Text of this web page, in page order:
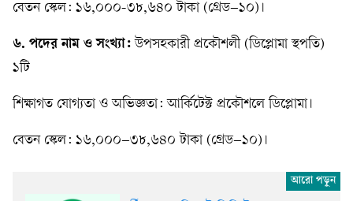
বেতন স্কেল: ১৬,০০০-৩৮,৬৪০ টাকা (গ্রেড–১০)।
৬. পদের নাম ও সংখ্যা: উপসহকারী প্রকৌশলী (ডিপ্লোমা স্থপতি)
১টি
শিক্ষাগত যোগ্যতা ও অভিজ্ঞতা: আর্কিটেক্ট প্রকৌশলে ডিপ্লোমা।
বেতন স্কেল: ১৬,০০০–৩৮,৬৪০ টাকা (গ্রেড–১০)।